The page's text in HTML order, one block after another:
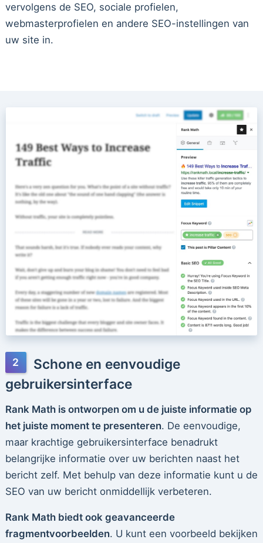
vervolgens de SEO, sociale profielen,
webmasterprofielen en andere SEO-instellingen van
uw site in.
Schone en eenvoudige
gebruikersinterface
Rank Math is ontworpen om u de juiste informatie op
het juiste moment te presenteren. De eenvoudige,
maar krachtige gebruikersinterface benadrukt
belangrijke informatie over uw berichten naast het
bericht zelf. Met behulp van deze informatie kunt u de
SEO van uw bericht onmiddellijk verbeteren.
Rank Math biedt ook geavanceerde
fragmentvoorbeelden. U kunt een voorbeeld bekijken